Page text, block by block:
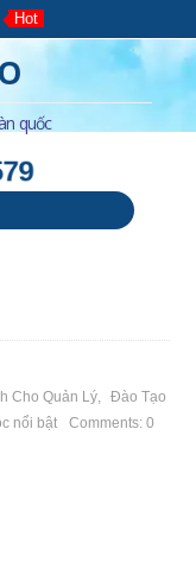
Hot
quốc
Cho Quản Lý,
Đào Tạo
nổi bật Comments: 0